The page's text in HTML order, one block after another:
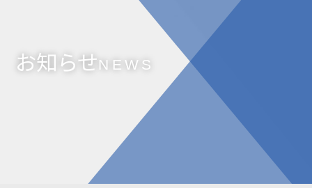
プラスチックファスナー 機構部品
ケーブルマーカー
樹脂継手、配管施工
防虫忌避製品ARINIX
プリント基板実装関連
会社案内
IR
お問い合わせ 開発・導入実績
よくあるご質問
お知らせNEWS